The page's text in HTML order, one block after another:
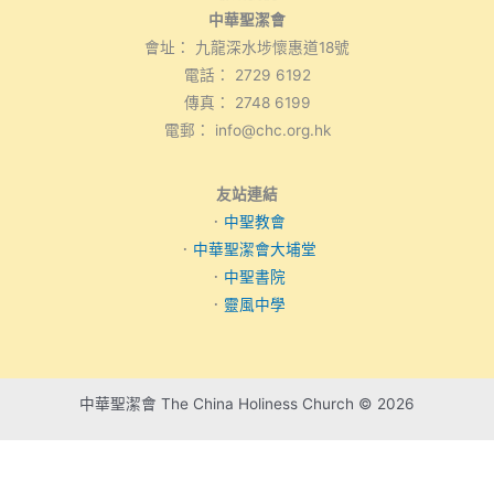
中華聖潔會
會址： 九龍深水埗懷惠道18號
電話： 2729 6192
傳真： 2748 6199
電郵： info@chc.org.hk
友站連結
． 中聖教會
． 中華聖潔會大埔堂
． 中聖書院
． 靈風中學
中華聖潔會 The China Holiness Church © 2026